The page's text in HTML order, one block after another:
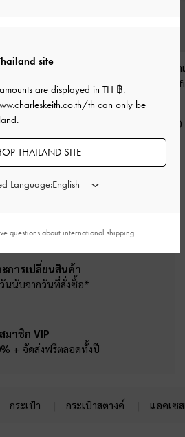
ชาร์มรูปหมีผึ้งน้อยรุ่น
-สีมัลติ
฿890.00
ชาร์มรูปโลม
ปลาดาวรุ่น
฿890.00
การเปลี่ยนสินค้า
นนับจากวันที่สั่งซื้อ*
มาชิก VIP
+ จัดส่งฟรีตลอดทั้งปี
กระเป๋า กระเป๋าสตางค์ แอคเซ
site
are displayed in TH ฿.
th can only be
THAILAND SITE
Language:
questions about international shipping.